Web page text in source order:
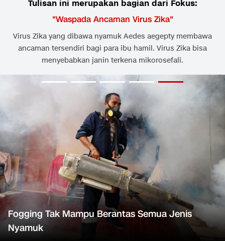
Tulisan ini merupakan bagian dari Fokus:
"Waspada Ancaman Virus Zika"
Virus Zika yang dibawa nyamuk Aedes aegepty membawa
ancaman tersendiri bagi para ibu hamil. Virus Zika bisa
menyebabkan janin terkena mikorosefali.
Fogging Tak Mampu Berantas Semua Jenis
Nyamuk